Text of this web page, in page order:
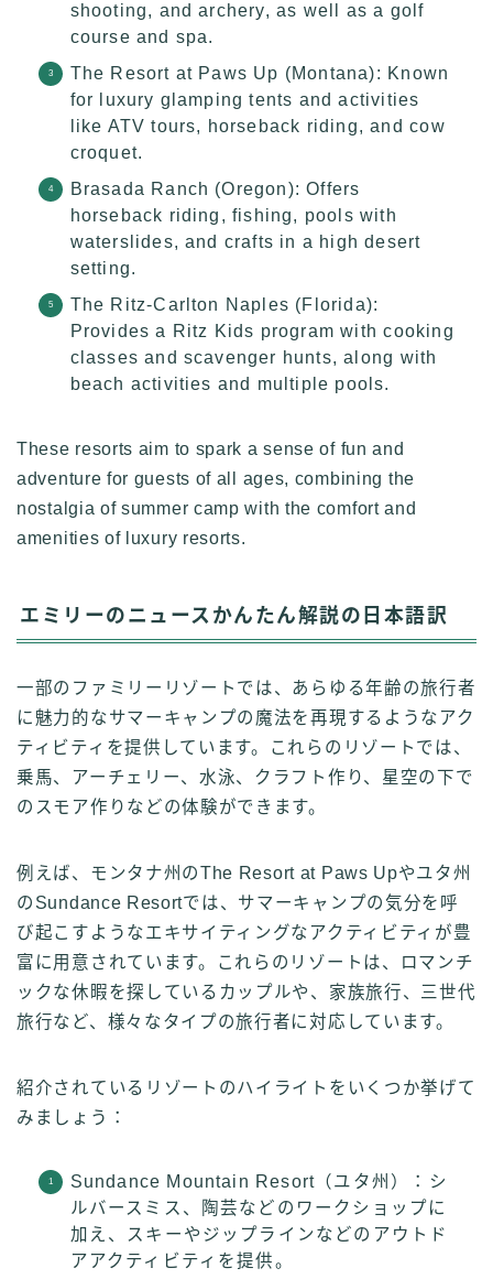
shooting, and archery, as well as a golf
course and spa.
The Resort at Paws Up (Montana): Known
for luxury glamping tents and activities
like ATV tours, horseback riding, and cow
croquet.
Brasada Ranch (Oregon): Offers
horseback riding, fishing, pools with
waterslides, and crafts in a high desert
setting.
The Ritz-Carlton Naples (Florida):
Provides a Ritz Kids program with cooking
classes and scavenger hunts, along with
beach activities and multiple pools.
These resorts aim to spark a sense of fun and
adventure for guests of all ages, combining the
nostalgia of summer camp with the comfort and
amenities of luxury resorts.
エミリーのニュースかんたん解説の日本語訳
一部のファミリーリゾートでは、あらゆる年齢の旅行者
に魅力的なサマーキャンプの魔法を再現するようなアク
ティビティを提供しています。これらのリゾートでは、
乗馬、アーチェリー、水泳、クラフト作り、星空の下で
のスモア作りなどの体験ができます。
例えば、モンタナ州のThe Resort at Paws Upやユタ州
のSundance Resortでは、サマーキャンプの気分を呼
び起こすようなエキサイティングなアクティビティが豊
富に用意されています。これらのリゾートは、ロマンチ
ックな休暇を探しているカップルや、家族旅行、三世代
旅行など、様々なタイプの旅行者に対応しています。
紹介されているリゾートのハイライトをいくつか挙げて
みましょう：
Sundance Mountain Resort（ユタ州）：シ
ルバースミス、陶芸などのワークショップに
加え、スキーやジップラインなどのアウトド
アアクティビティを提供。